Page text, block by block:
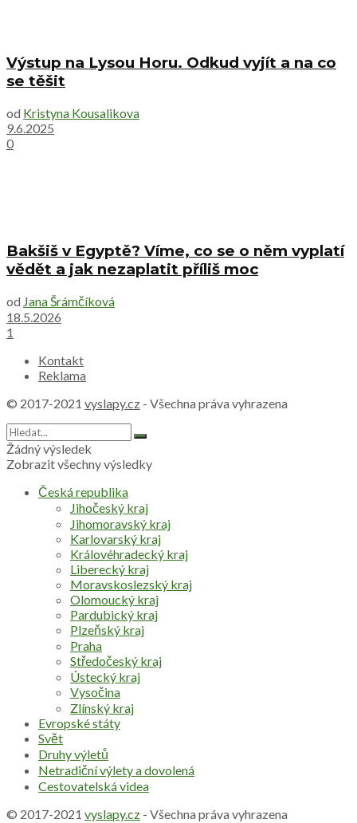
Výstup na Lysou Horu. Odkud vyjít a na co
se těšit
od Kristyna Kousalikova
9.6.2025
0
Bakšiš v Egyptě? Víme, co se o něm vyplatí
vědět a jak nezaplatit příliš moc
od Jana Šrámčíková
18.5.2026
1
Kontakt
Reklama
© 2017-2021 vyslapy.cz - Všechna práva vyhrazena
Žádný výsledek
Zobrazit všechny výsledky
Česká republika
Jihočeský kraj
Jihomoravský kraj
Karlovarský kraj
Královéhradecký kraj
Liberecký kraj
Moravskoslezský kraj
Olomoucký kraj
Pardubický kraj
Plzeňský kraj
Praha
Středočeský kraj
Ústecký kraj
Vysočina
Zlínský kraj
Evropské státy
Svět
Druhy výletů
Netradiční výlety a dovolená
Cestovatelská videa
© 2017-2021 vyslapy.cz - Všechna práva vyhrazena